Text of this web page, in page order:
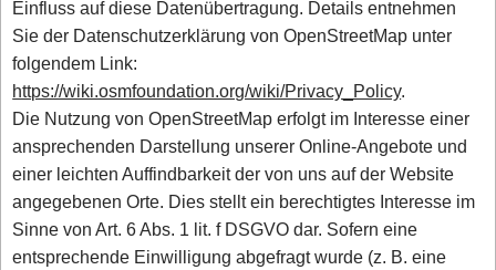
Einfluss auf diese Datenübertragung. Details entnehmen
Sie der Datenschutzerklärung von OpenStreetMap unter
folgendem Link:
https://wiki.osmfoundation.org/wiki/Privacy_Policy.
Die Nutzung von OpenStreetMap erfolgt im Interesse einer
ansprechenden Darstellung unserer Online-Angebote und
einer leichten Auffindbarkeit der von uns auf der Website
angegebenen Orte. Dies stellt ein berechtigtes Interesse im
Sinne von Art. 6 Abs. 1 lit. f DSGVO dar. Sofern eine
entsprechende Einwilligung abgefragt wurde (z. B. eine